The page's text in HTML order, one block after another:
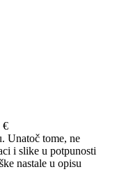
€
Unatoč tome, ne
i slike u potpunosti
nastale u opisu